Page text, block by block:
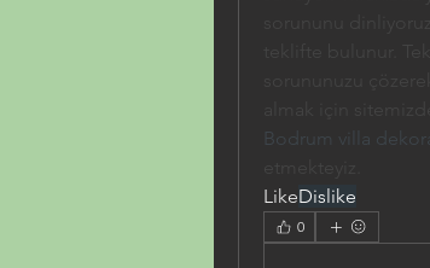
Bodrum villa
LikeDislike
0